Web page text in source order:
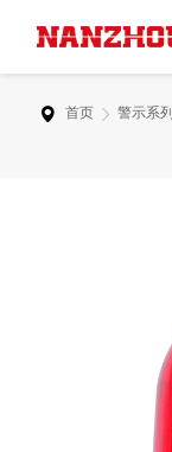
首页 警示系列